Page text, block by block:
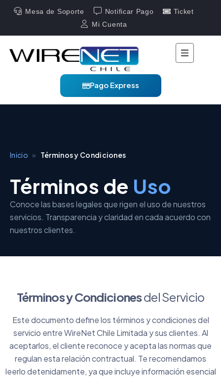
Mesa de Soporte Notificar Pago
Ticket
Mi Cuenta
Pago Express
Inicio » Términos y Condiciones
Términos de Uso
Conoce las bases legales que rigen el uso de nuestros
servicios. Transparencia y claridad en cada acuerdo con
nuestros clientes.
Términos y Condicionesdel Servicio
Este documento define los términos y condiciones del
servicio entre WireNet Chile Limitada y sus clientes. Al
aceptarlos, el cliente reconoce y acepta las normas que
regulan esta relación contractual. Te recomendamos
leerlo detenidamente, ya que incluye información esencial